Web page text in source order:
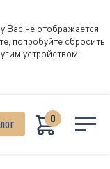
Вас не отображается
попробуйте сбросить
устройством
0